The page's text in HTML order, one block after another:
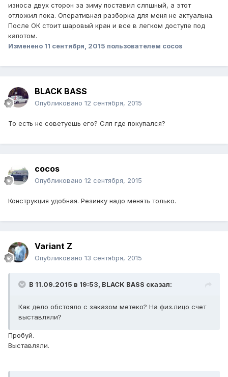
износа двух сторон за зиму поставил слпшный, а этот
отложил пока. Оперативная разборка для меня не актуальна.
После ОК стоит шаровый кран и все в легком доступе под
капотом.
Изменено 11 сентября, 2015 пользователем cocos
BLACK BASS
Опубликовано 12 сентября, 2015
То есть не советуешь его? Слп где покупался?
cocos
Опубликовано 12 сентября, 2015
Конструкция удобная. Резинку надо менять только.
Variant Z
Опубликовано 13 сентября, 2015
В 11.09.2015 в 19:53, BLACK BASS сказал:
Как дело обстояло с заказом метеко? На физ.лицо счет
выставляли?
Пробуй.
Выставляли.